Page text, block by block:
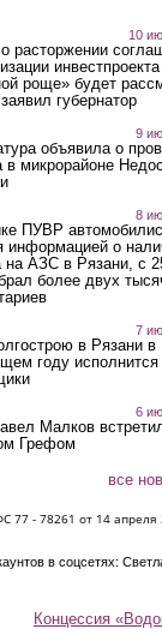
10
расторжении
роще» будет
губернатор
9
объявила о
в микрорайоне
8
ПУВР
информацией о
на АЗС в Рязани, с
более двух
7
в Рязани в
году исполнится
6
Малков
Грефом
все
77 - 78261 от 14 апреля
в соцсетях:
Концессия